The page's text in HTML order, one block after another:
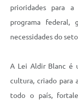
prioridades para a
programa federal,
necessidades do
A Lei Aldir Blanc é
cultura, criado para
todo o país,